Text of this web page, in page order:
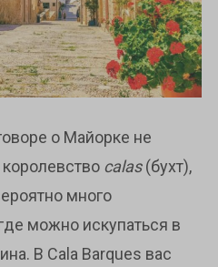
о Майорке не
calas(бухт),
много
можно искупаться в
В Cala Barques вас